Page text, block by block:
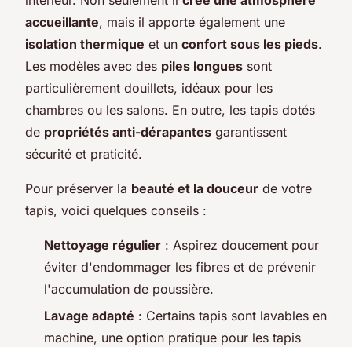
accueillante, mais il apporte également une
isolation thermique et un confort sous les pieds.
Les modèles avec des piles longues sont
particulièrement douillets, idéaux pour les
chambres ou les salons. En outre, les tapis dotés
de propriétés anti-dérapantes garantissent
sécurité et praticité.
Pour préserver la beauté et la douceur de votre
tapis, voici quelques conseils :
Nettoyage régulier : Aspirez doucement pour
éviter d'endommager les fibres et de prévenir
l'accumulation de poussière.
Lavage adapté : Certains tapis sont lavables en
machine, une option pratique pour les tapis